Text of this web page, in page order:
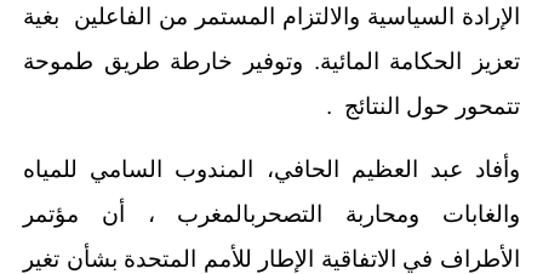
الإرادة السياسية والالتزام المستمر من الفاعلين بغية
تعزيز الحكامة المائية. وتوفير خارطة طريق طموحة
تتمحور حول النتائج .
وأفاد عبد العظيم الحافي، المندوب السامي للمياه
والغابات ومحاربة التصحربالمغرب ، أن مؤتمر
الأطراف في الاتفاقية الإطار للأمم المتحدة بشأن تغير